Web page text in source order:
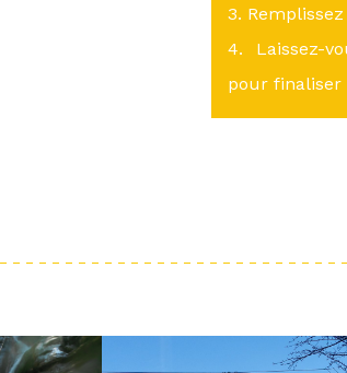
3.
4. Laissez-
pour finaliser